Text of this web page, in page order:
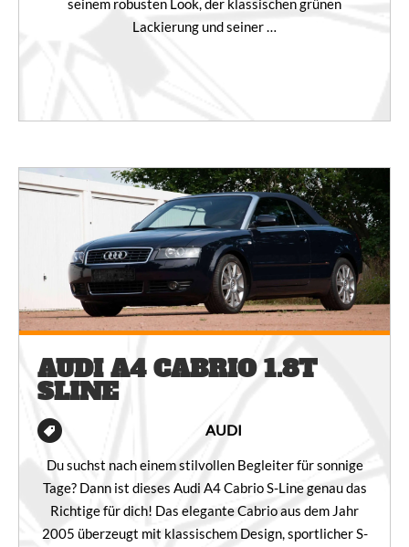
seinem robusten Look, der klassischen grünen
Lackierung und seiner …
AUDI A4 CABRIO 1.8T
SLINE
AUDI
Du suchst nach einem stilvollen Begleiter für sonnige
Tage? Dann ist dieses Audi A4 Cabrio S-Line genau das
Richtige für dich! Das elegante Cabrio aus dem Jahr
2005 überzeugt mit klassischem Design, sportlicher S-